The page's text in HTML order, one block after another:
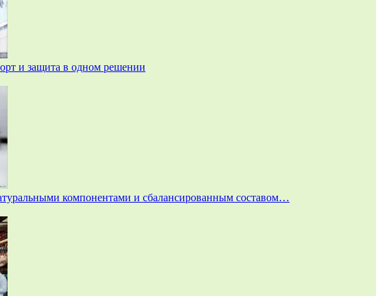
и защита в одном решении
компонентами и сбалансированным составом…